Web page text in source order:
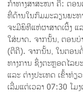
ກໍາທາງສາສະໜາ ຄື: ຕອ
ທີ່ດ້ານໃນກົມມະລຽນພະ
ຈະມີພິທີແຫ່ຜາສາດເຜິ້ງ
ໃສ່ບາດ. ຈາກນັ້ນ, ຕອນ
(ຕີຄີ). ຈາກນັ້ນ, ໃນຕອນ
ທາງການ ຊຶ່ງຕະຫຼອດໄລ
ແລະ ຕ່າງປະເທດ ເຂົ້າທ່
ເລີ່ມແຕ່ເວລາ 07:30 ໂມ